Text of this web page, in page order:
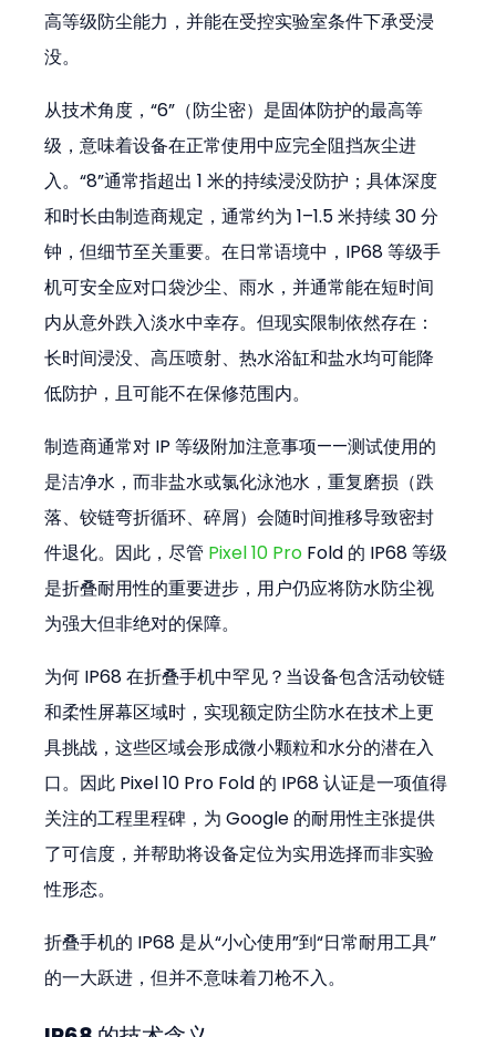
高等级防尘能力，并能在受控实验室条件下承受浸
没。
从技术角度，“6”（防尘密）是固体防护的最高等
级，意味着设备在正常使用中应完全阻挡灰尘进
入。“8”通常指超出 1 米的持续浸没防护；具体深度
和时长由制造商规定，通常约为 1–1.5 米持续 30 分
钟，但细节至关重要。在日常语境中，IP68 等级手
机可安全应对口袋沙尘、雨水，并通常能在短时间
内从意外跌入淡水中幸存。但现实限制依然存在：
长时间浸没、高压喷射、热水浴缸和盐水均可能降
低防护，且可能不在保修范围内。
制造商通常对 IP 等级附加注意事项——测试使用的
是洁净水，而非盐水或氯化泳池水，重复磨损（跌
落、铰链弯折循环、碎屑）会随时间推移导致密封
件退化。因此，尽管 Pixel 10 Pro Fold 的 IP68 等级
是折叠耐用性的重要进步，用户仍应将防水防尘视
为强大但非绝对的保障。
为何 IP68 在折叠手机中罕见？当设备包含活动铰链
和柔性屏幕区域时，实现额定防尘防水在技术上更
具挑战，这些区域会形成微小颗粒和水分的潜在入
口。因此 Pixel 10 Pro Fold 的 IP68 认证是一项值得
关注的工程里程碑，为 Google 的耐用性主张提供
了可信度，并帮助将设备定位为实用选择而非实验
性形态。
折叠手机的 IP68 是从“小心使用”到“日常耐用工具”
的一大跃进，但并不意味着刀枪不入。